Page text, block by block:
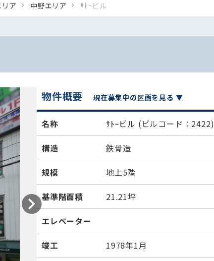
ア 中野エリア ｻﾄｰビル
物件概要 現在募集中の区画を見る ▼
名称 ｻﾄｰビル (ビルコード：2422)
構造 鉄骨造
規模 地上5階
基準階面積 21.21坪
エレベーター
竣工 1978年1月